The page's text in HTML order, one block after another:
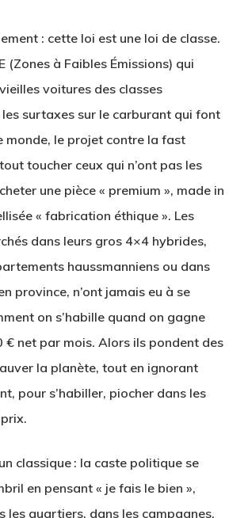
: cette loi est une loi de classe.
(Zones à Faibles Émissions) qui
voitures des classes
surtaxes sur le carburant qui font
monde, le projet contre la fast
toucher ceux qui n’ont pas les
une pièce « premium », made in
« fabrication éthique ». Les
dans leurs gros 4×4 hybrides,
haussmanniens ou dans
province, n’ont jamais eu à se
on s’habille quand on gagne
€ net par mois. Alors ils pondent des
la planète, tout en ignorant
pour s’habiller, piocher dans les
classique : la caste politique se
en pensant « je fais le bien »,
les quartiers, dans les campagnes,